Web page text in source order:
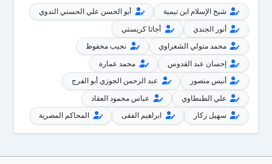
شيخ الإسلام ابن تيمية
أبو الحسن علي الحسني الندوي
أنور الجندي
أجاثا كريستي
محمد متولي الشعراوي
نجيب محفوظ
إحسان عبد القدوس
محمد عمارة
أنيس منصور
عبد الرحمن الجوزي أبو الفرج
علي الطنطاوي
عباس محمود العقاد
سهيل زكار
ابراهيم الفقى المحاكم المصرية